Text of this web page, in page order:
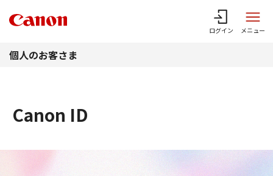
ログイン メニュー
個人のお客さま
Canon ID